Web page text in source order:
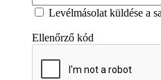
Levélmásolat küldése a
Ellenőrző kód